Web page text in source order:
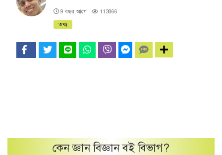
9 বছর আগে
113866
তথ্য
কেনজ্ঞান বিজ্ঞান বইবিভাগ?